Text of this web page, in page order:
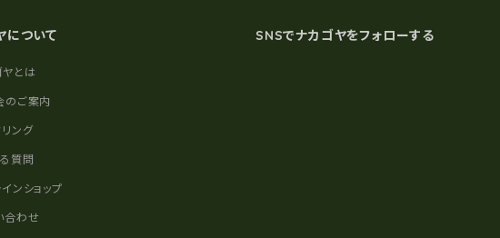
について
ヤとは
のご案内
ング
質問
ンショップ
合わせ
SNSでナカゴヤをフォローする